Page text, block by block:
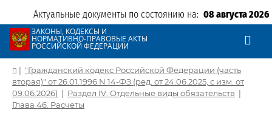
Актуальные документы по состоянию на: 08 августа 2026
ЗАКОНЫ, КОДЕКСЫ И
НОРМАТИВНО-ПРАВОВЫЕ АКТЫ
РОССИЙСКОЙ ФЕДЕРАЦИИ
| "Гражданский кодекс Российской Федерации (часть
вторая)" от 26.01.1996 N 14-ФЗ (ред. от 24.06.2025, с изм. от
09.06.2026) | Раздел IV. Отдельные виды обязательств |
Глава 46. Расчеты